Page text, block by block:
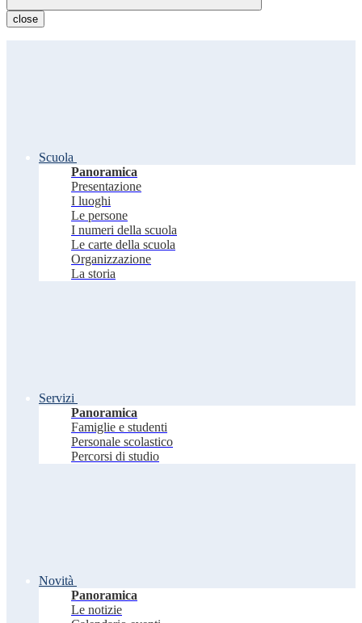
close
Scuola
Panoramica
Presentazione
I luoghi
Le persone
I numeri della scuola
Le carte della scuola
Organizzazione
La storia
Servizi
Panoramica
Famiglie e studenti
Personale scolastico
Percorsi di studio
Novità
Panoramica
Le notizie